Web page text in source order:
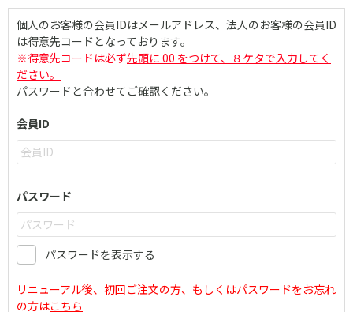
個人のお客様の会員IDはメールアドレス、法人のお客様の会員ID
は得意先コードとなっております。
※得意先コードは必ず先頭に 00 をつけて、８ケタで入力してく
ださい。
パスワードと合わせてご確認ください。
会員ID
パスワード
パスワードを表示する
リニューアル後、初回ご注文の方、もしくはパスワードをお忘れ
の方はこちら